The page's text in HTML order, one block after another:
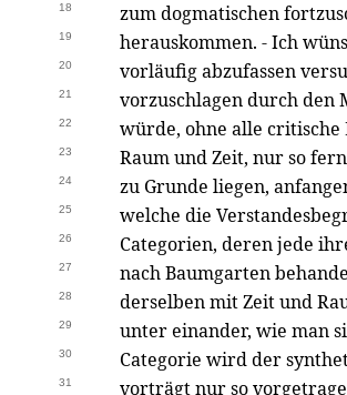
18 zum dogmatischen
19 herauskommen. - Ich
20 vorläufig abzufassen
21 vorzuschlagen durch den
22 würde, ohne alle
23 Raum und Zeit, nur so
24 zu Grunde liegen,
25 welche die
26 Categorien, deren jede
27 nach Baumgarten
28 derselben mit Zeit und
29 unter einander, wie man
30 Categorie wird der
31 vorträgt nur so